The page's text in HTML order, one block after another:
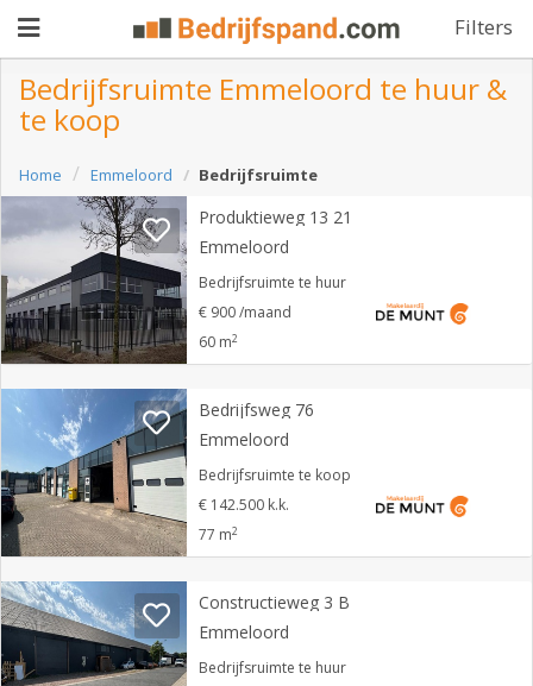
Filters
aanbieden
Pand
zoeken
Waarom
adverteren
Premium
adverteren
Registreren
Login
Bedrijfsruimte Emmeloord te huur &
te koop
Home Emmeloord Bedrijfsruimte
Produktieweg 13 21
Emmeloord
Bedrijfsruimte te huur
€ 900 /maand
60 m2
Bedrijfsweg 76
Emmeloord
Bedrijfsruimte te koop
€ 142.500 k.k.
77 m2
Constructieweg 3 B
Emmeloord
Bedrijfsruimte te huur